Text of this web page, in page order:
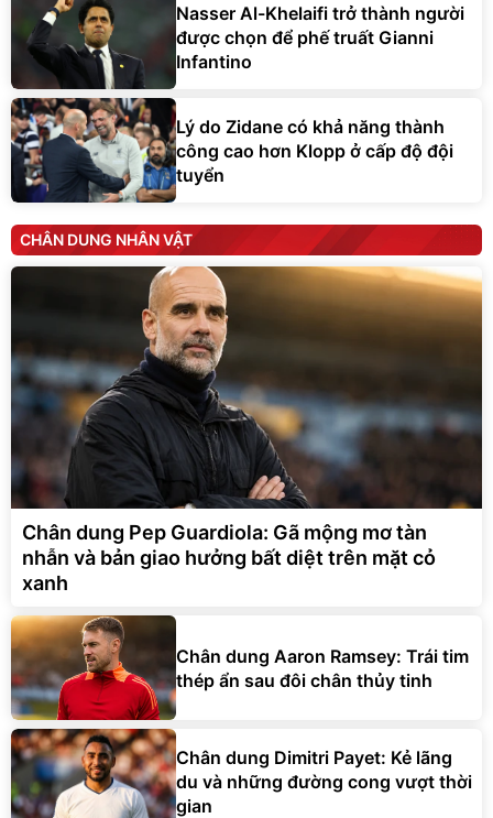
Nasser Al-Khelaifi trở thành người
được chọn để phế truất Gianni
Infantino
Lý do Zidane có khả năng thành
công cao hơn Klopp ở cấp độ đội
tuyển
CHÂN DUNG NHÂN VẬT
Chân dung Pep Guardiola: Gã mộng mơ tàn
nhẫn và bản giao hưởng bất diệt trên mặt cỏ
xanh
Chân dung Aaron Ramsey: Trái tim
thép ẩn sau đôi chân thủy tinh
Chân dung Dimitri Payet: Kẻ lãng
du và những đường cong vượt thời
gian